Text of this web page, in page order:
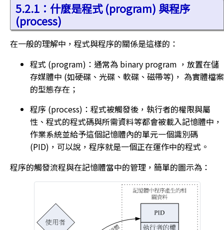
5.2.1：什麼是程式 (program) 與程序
(process)
在一般的理解中，程式與程序的關係是這樣的：
程式 (program)：通常為 binary program ，放置在儲
存媒體中 (如硬碟、光碟、軟碟、磁帶等)， 為實體檔案
的型態存在；
程序 (process)：程式被觸發後，執行者的權限與屬
性、程式的程式碼與所需資料等都會被載入記憶體中，
作業系統並給予這個記憶體內的單元一個識別碼
(PID)，可以說，程序就是一個正在運作中的程式。
程序的觸發流程與在記憶體當中的管理，簡單的圖示為：